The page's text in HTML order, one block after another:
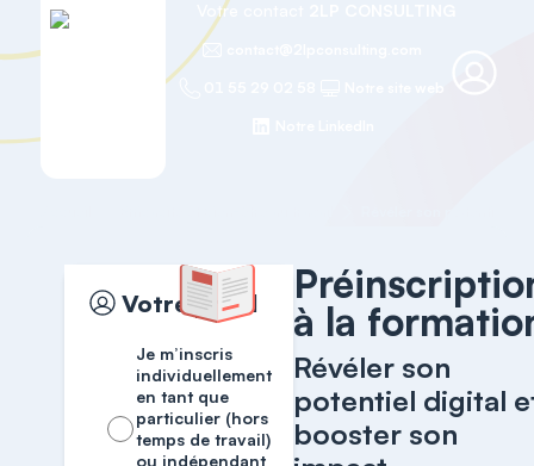
Votre contact
Votre profil
Je m’inscris
individuellement
en tant que
particulier (hors
temps de travail)
ou indépendant
à la
Révéler son
potentiel digital
booster son